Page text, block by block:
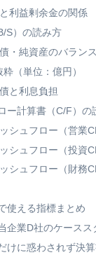
利益剰余金の関係
S）の読み方
・純資産のバランス
（単位：億円）
と利息負担
ー計算書（C/F）の
シュフロー（営業
シュフロー（投資
シュフロー（財務
使える指標まとめ
企業D社のケースス
けに惑わされず決